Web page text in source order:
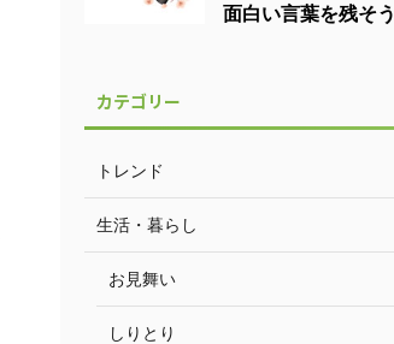
面白い言葉を残そう
カテゴリー
トレンド
生活・暮らし
お見舞い
しりとり